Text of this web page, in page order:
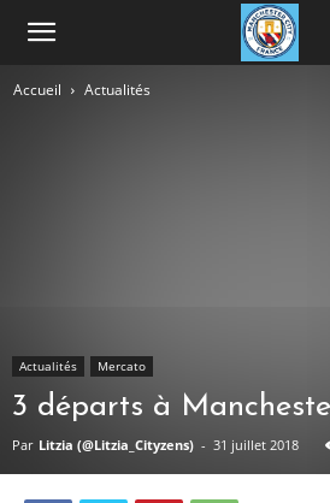
Accueil Actualités
Actualités Mercato
3 départs à
Par Litzia (@Litzia_Cityzens) - 31 juillet 2018